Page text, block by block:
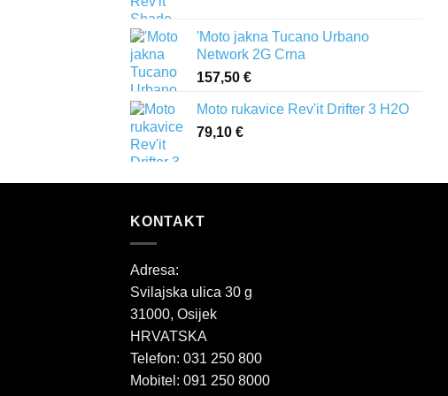
'Moto jakna Tucano Urbano
Network 2G Crna
157,50 €
Moto rukavice Rev'it Drifter 3 H2O
79,10 €
KONTAKT
Adresa:
Svilajska ulica 30 g
31000, Osijek
HRVATSKA
Telefon: 031 250 800
Mobitel: 091 250 8000